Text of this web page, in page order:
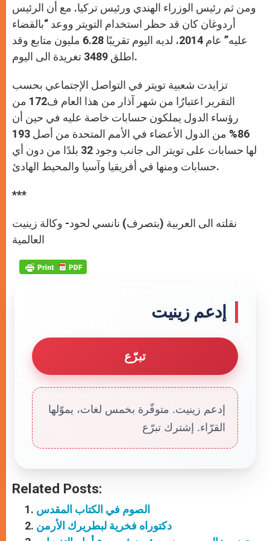
ومن ثم رئيس الوزراء الهندي ورئيس تركيا. مع أن الرئيس
أردوغان كان قد حظر استخدام التويتر ووعد “بالقضاء
عليه” عام 2014، لديه اليوم تقريبًا 6.28 مليون متابع وقد
اطلق 3489 تغريدة الى اليوم.
تزايدت شعبية تويتر في التواصل الإجتماعي بحسب
التقرير اعتبارُا من شهر آذار من هذا العام ف172 من
رؤساء الدول يملكون حسابات خاصة عليه في حين أن
86% من الدول الأعضاء في الأمم المتحدة من أصل 193
لها حسابات على تويتر الى جانب وجود 32 بلدًا من دون أي
حسابات ومنها في أفريقيا وآسيا والمحيط الهادئ.
***
نقلته الى العربية (بتصرف) نانسي لحود- وكالة زينيت
العالمية
إدعم زينيت
تبرّع
إدعم زينيت. متوفّرة بخمس لغات، يموّلها
القرّاء. إشترك تبرّع
Related Posts:
الصوم في الكتاب المقدس
دكتوراه فخرية لبطريرك الأرمن